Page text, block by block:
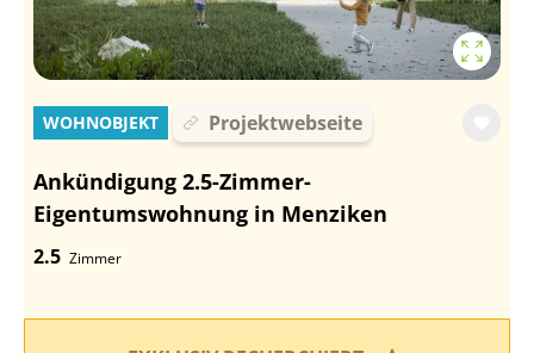
WOHNOBJEKT Projektwebseite
Ankündigung 2.5-Zimmer-
Eigentumswohnung in Menziken
2.5 Zimmer